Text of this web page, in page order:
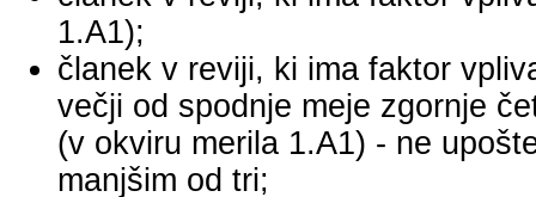
1.A1);
članek v reviji, ki ima faktor
večji od spodnje meje zgornje
(v okviru merila 1.A1) - ne
manjšim od tri;